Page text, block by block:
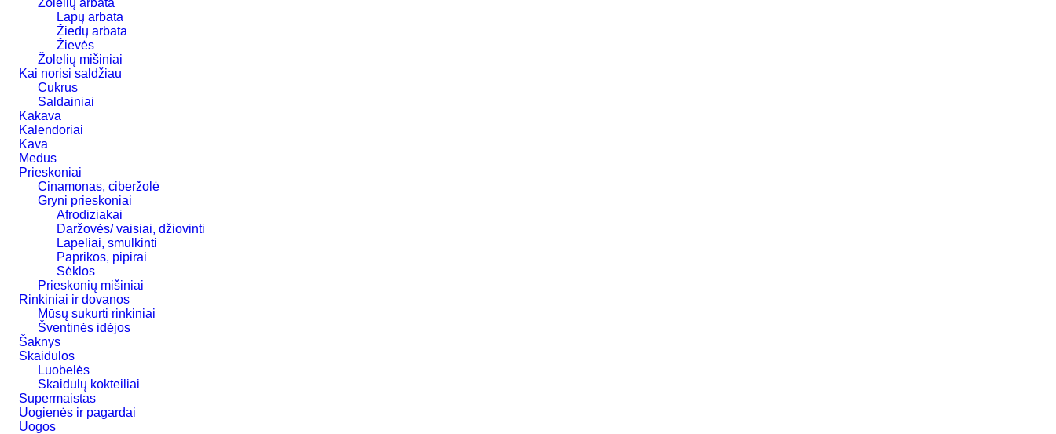
Lapų arbata
Žiedų arbata
Žievės
Žolelių mišiniai
Kai norisi saldžiau
Cukrus
Saldainiai
Kakava
Kalendoriai
Kava
Medus
Prieskoniai
Cinamonas, ciberžolė
Gryni prieskoniai
Afrodiziakai
Daržovės/ vaisiai, džiovinti
Lapeliai, smulkinti
Paprikos, pipirai
Sėklos
Prieskonių mišiniai
Rinkiniai ir dovanos
Mūsų sukurti rinkiniai
Šventinės idėjos
Šaknys
Skaidulos
Luobelės
Skaidulų kokteiliai
Supermaistas
Uogienės ir pagardai
Uogos